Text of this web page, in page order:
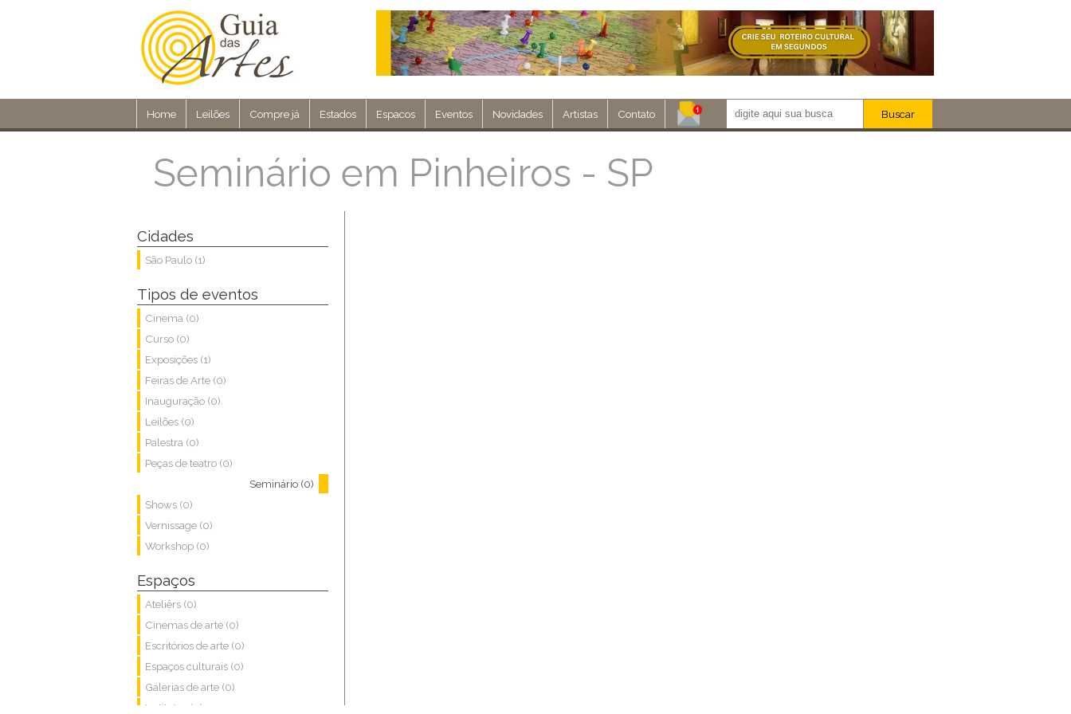
Home Leilões Compre já Estados Espacos Eventos Novidades Artistas Contato Buscar
Seminário em Pinheiros - SP
Cidades
São Paulo (1)
Tipos de eventos
Cinema (0)
Curso (0)
Exposições (1)
Feiras de Arte (0)
Inauguração (0)
Leilões (0)
Palestra (0)
Peças de teatro (0)
Seminário (0)
Shows (0)
Vernissage (0)
Workshop (0)
Espaços
Ateliêrs (0)
Cinemas de arte (0)
Escritórios de arte (0)
Espaços culturais (0)
Galerias de arte (0)
Institutos (0)